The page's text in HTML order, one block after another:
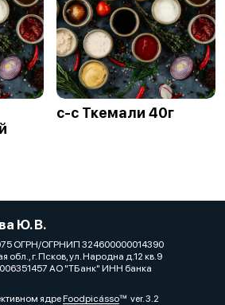
с-с Ткемали 40г
Ю. В.
ОГРН/ОГРНИП 324600000014390
обл., г. Псков, ул. Народна д.12 кв.9
АО "ТБанк" ИНН банка
ядреFoodpicássover. 3.2